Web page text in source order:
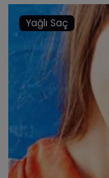
Yağlı Saç